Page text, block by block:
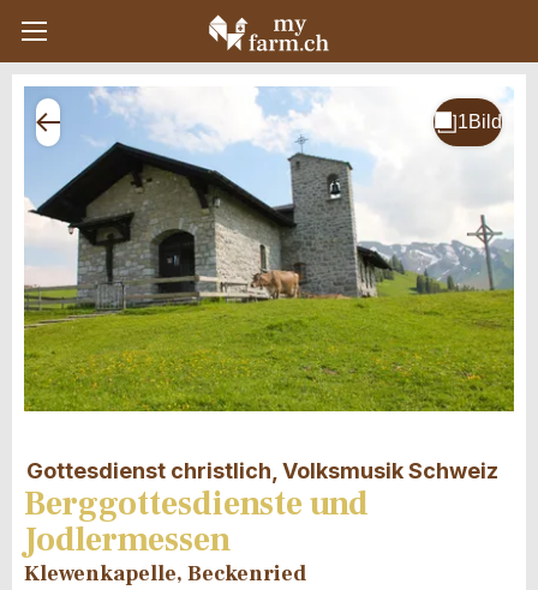
Gottesdienst christlich, Volksmusik Schweiz
Berggottesdienste und
Jodlermessen
Klewenkapelle, Beckenried